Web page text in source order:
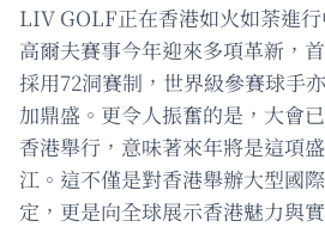
LIV GOLF正在香港如火如荼進
高爾夫賽事今年迎來多項革新，
採用72洞賽制，世界級參賽球手
加鼎盛。更令人振奮的是，大會
香港舉行，意味著來年將是這項
江。這不僅是對香港舉辦大型國
定，更是向全球展示香港魅力與